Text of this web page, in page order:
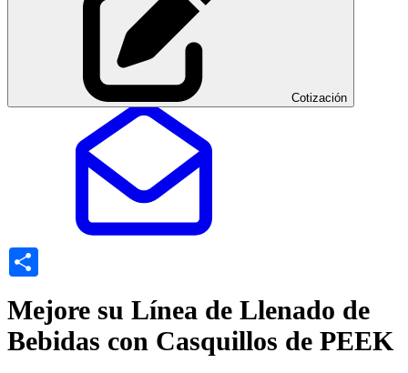
Cotización
Mejore su Línea de Llenado de
Bebidas con Casquillos de PEEK